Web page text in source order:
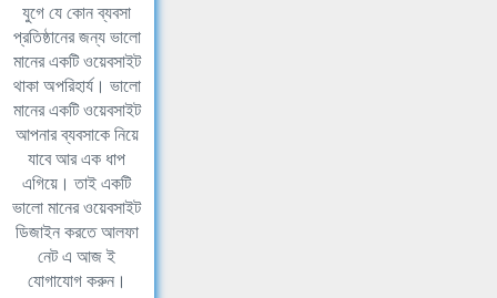
যুগে যে কোন ব্যবসা
প্রতিষ্ঠানের জন্য ভালো
মানের একটি ওয়েবসাইট
থাকা অপরিহার্য। ভালো
মানের একটি ওয়েবসাইট
আপনার ব্যবসাকে নিয়ে
যাবে আর এক ধাপ
এগিয়ে। তাই একটি
ভালো মানের ওয়েবসাইট
ডিজাইন করতে আলফা
নেট এ আজ ই
যোগাযোগ করুন।